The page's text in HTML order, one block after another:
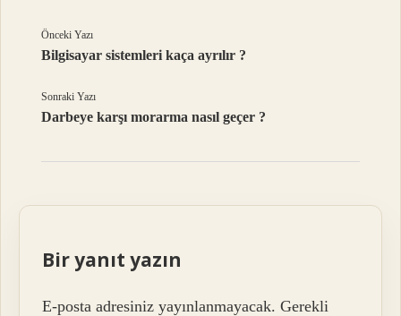
Önceki Yazı
Bilgisayar sistemleri kaça ayrılır ?
Sonraki Yazı
Darbeye karşı morarma nasıl geçer ?
Bir yanıt yazın
E-posta adresiniz yayınlanmayacak. Gerekli